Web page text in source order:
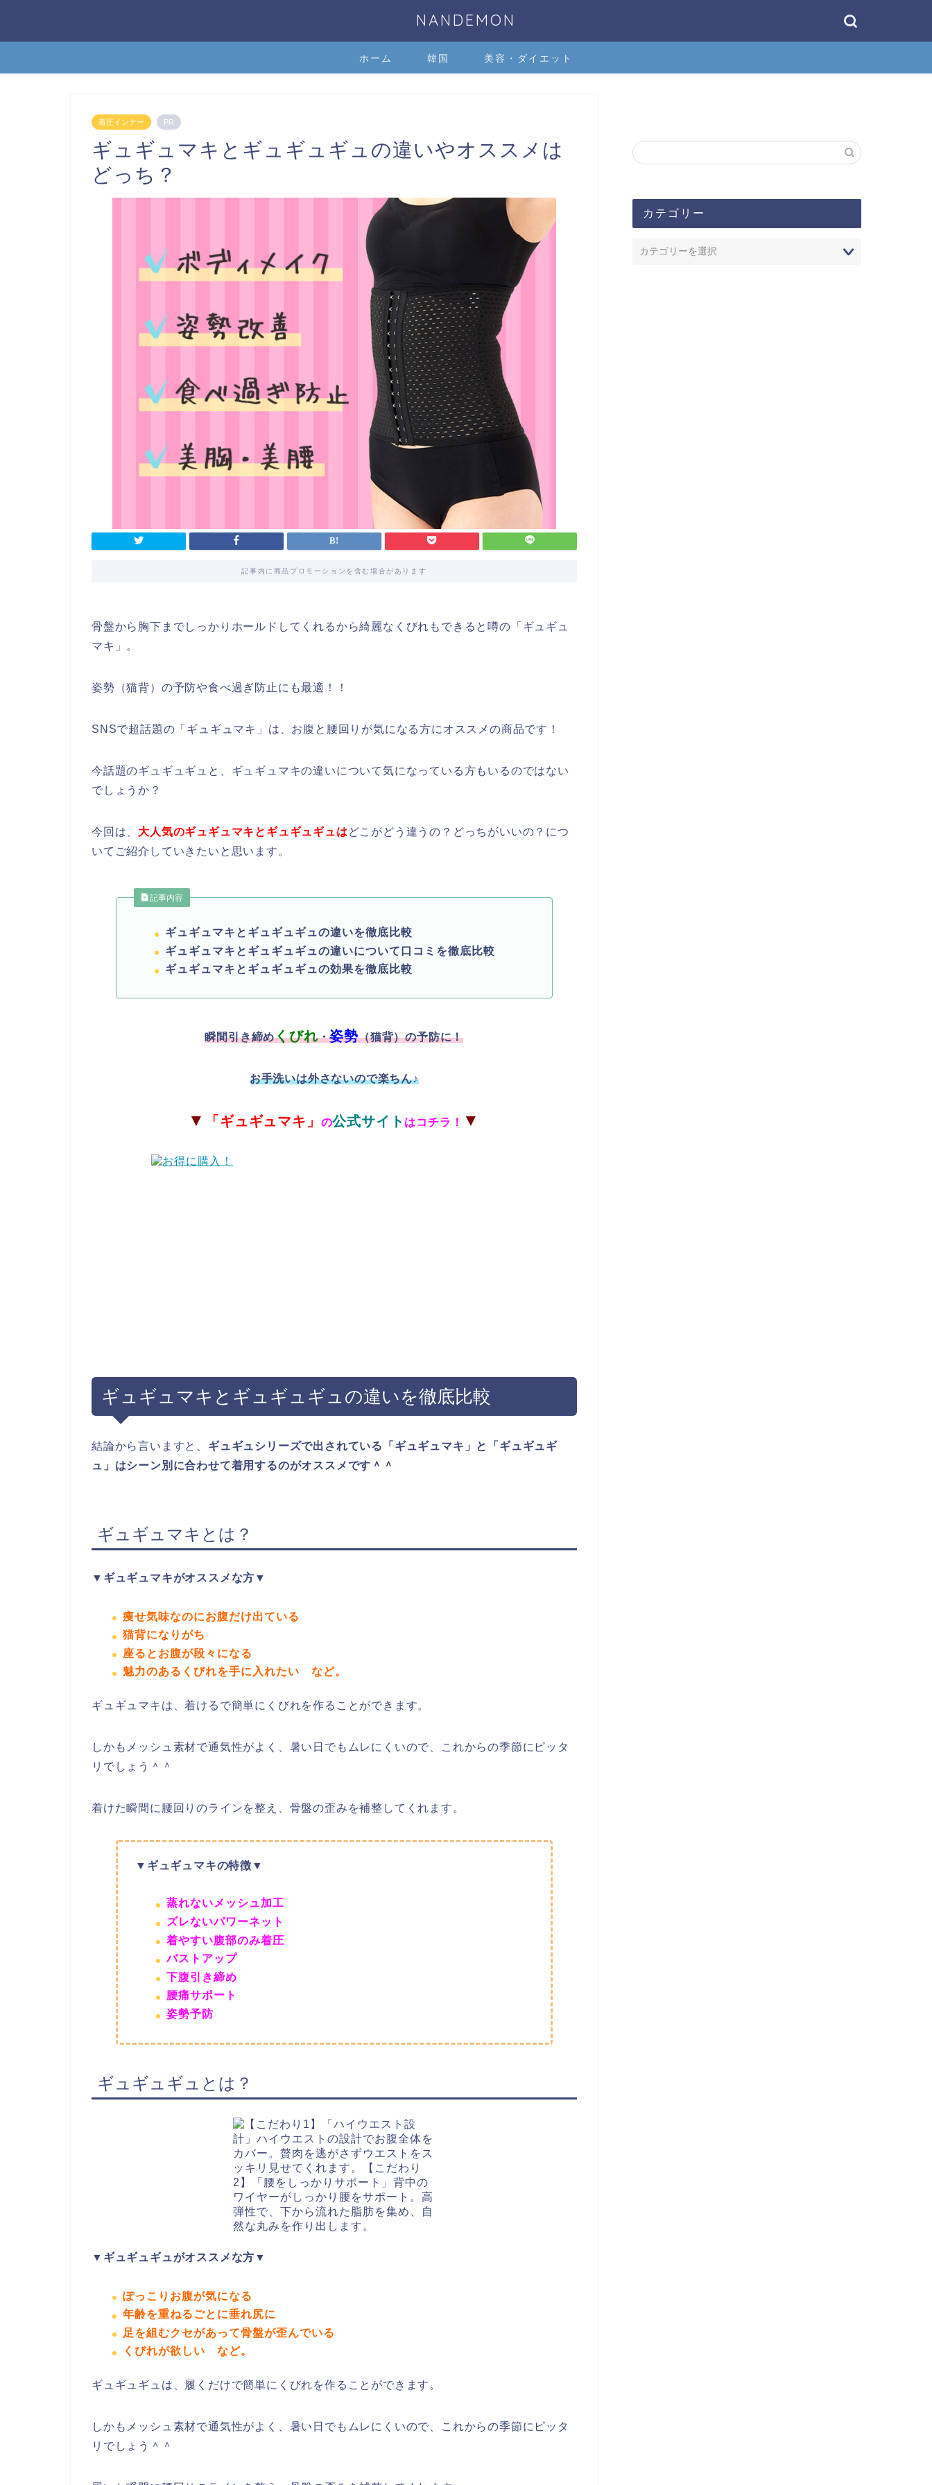
NANDEMON
ホーム 韓国 美容・ダイエット
着圧インナー PR
ギュギュマキとギュギュギュの違いやオススメは
どっち？
記事内に商品プロモーションを含む場合があります
骨盤から胸下までしっかりホールドしてくれるから綺麗なくびれもできると噂の「ギュギュ
マキ」。
姿勢（猫背）の予防や食べ過ぎ防止にも最適！！
SNSで超話題の「ギュギュマキ」は、お腹と腰回りが気になる方にオススメの商品です！
今話題のギュギュギュと、ギュギュマキの違いについて気になっている方もいるのではない
でしょうか？
今回は、 大人気のギュギュマキとギュギュギュは どこがどう違うの？どっちがいいの？につ
いてご紹介していきたいと思います。
記事内容
ギュギュマキとギュギュギュの違いを徹底比較
ギュギュマキとギュギュギュの違いについて口コミを徹底比較
ギュギュマキとギュギュギュの効果を徹底比較
瞬間引き締めくびれ・姿勢（猫背）の予防に！
お手洗いは外さないので楽ちん♪
▼ 「 ギュギュマキ」 の公式サイト はコチラ！ ▼
ギュギュマキとギュギュギュの違いを徹底比較
結論から言いますと、 ギュギュシリーズで出されている「ギュギュマキ」と「ギュギュギ
ュ」はシーン別に合わせて着用するのがオススメです＾＾
ギュギュマキとは？
▼ギュギュマキがオススメな方▼
痩せ気味なのにお腹だけ出ている
猫背になりがち
座るとお腹が段々になる
魅力のあるくびれを手に入れたい など。
ギュギュマキは、着けるで簡単にくびれを作ることができます。
しかもメッシュ素材で通気性がよく、暑い日でもムレにくいので、これからの季節にピッタ
リでしょう＾＾
着けた瞬間に腰回りのラインを整え、骨盤の歪みを補整してくれます。
▼ギュギュマキの特徴▼
蒸れないメッシュ加工
ズレないパワーネット
着やすい腹部のみ着圧
バストアップ
下腹引き締め
腰痛サポート
姿勢予防
ギュギュギュとは？
▼ギュギュギュがオススメな方▼
ぽっこりお腹が気になる
年齢を重ねるごとに垂れ尻に
足を組むクセがあって骨盤が歪んでいる
くびれが欲しい など。
ギュギュギュは、履くだけで簡単にくびれを作ることができます。
しかもメッシュ素材で通気性がよく、暑い日でもムレにくいので、これからの季節にピッタ
リでしょう＾＾
カテゴリー